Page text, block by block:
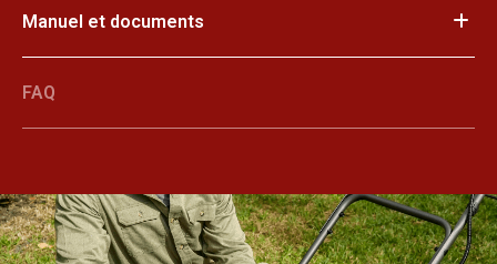
Manuel et documents
FAQ